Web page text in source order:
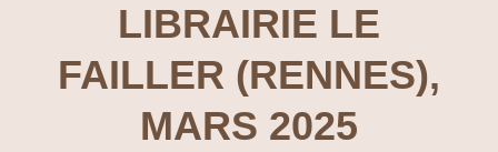
LIBRAIRIE LE
FAILLER (RENNES),
MARS 2025